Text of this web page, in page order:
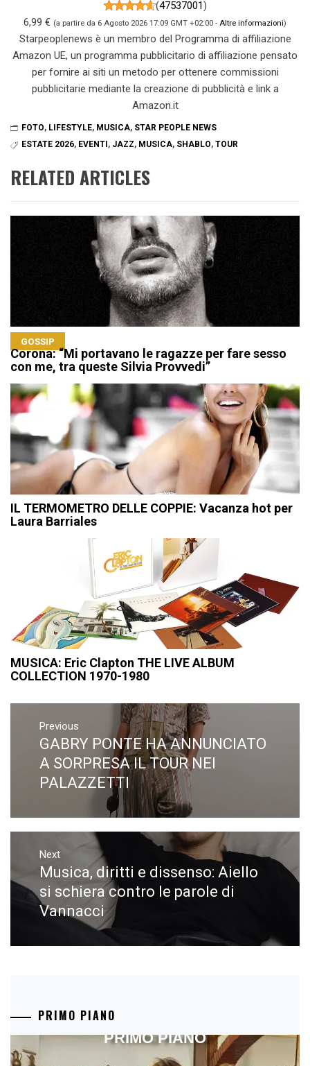
(47537001)
6,99 € (a partire da 6 Agosto 2026 17:09 GMT +02:00 - Altre informazioni)
Starpeoplenews è un membro del Programma di affiliazione
Amazon UE, un programma pubblicitario di affiliazione pensato
per fornire ai siti un metodo per ottenere commissioni
pubblicitarie mediante la creazione di pubblicità e link a
Amazon.it
FOTO, LIFESTYLE, MUSICA, STAR PEOPLE NEWS
ESTATE 2026, EVENTI , JAZZ, MUSICA, SHABLO, TOUR
RELATED ARTICLES
GOSSIP
Corona: “Mi portavano le ragazze per fare sesso
con me, tra queste Silvia Provvedi”
IL TERMOMETRO DELLE COPPIE: Vacanza hot per
Laura Barriales
MUSICA: Eric Clapton THE LIVE ALBUM
COLLECTION 1970-1980
Navigazione
articoli
Previous
Previous
post:
GABRY PONTE HA ANNUNCIATO
A SORPRESA IL TOUR NEI
PALAZZETTI
Next
Next
post:
Musica, diritti e dissenso: Aiello
si schiera contro le parole di
Vannacci
PRIMO PIANO
PRIMO PIANO